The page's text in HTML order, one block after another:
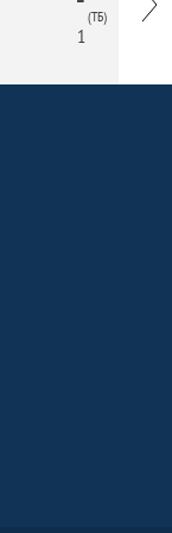
(ТБ)
1